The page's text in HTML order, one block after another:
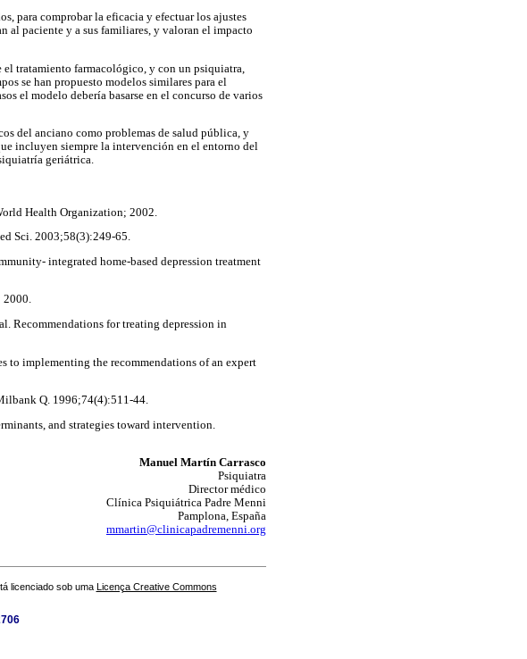
para comprobar la eficacia y efectuar los ajustes
al paciente y a sus familiares, y valoran el impacto
tratamiento farmacológico, y con un psiquiatra,
se han propuesto modelos similares para el
el modelo debería basarse en el concurso de varios
del anciano como problemas de salud pública, y
incluyen siempre la intervención en el entorno del
geriátrica.
Health Organization; 2002.
Sci. 2003;58(3):249-65.
integrated home-based depression treatment
2000.
Recommendations for treating depression in
to implementing the recommendations of an expert
Q. 1996;74(4):511-44.
and strategies toward intervention.
Manuel Martín Carrasco
Psiquiatra
Director médico
Clínica Psiquiátrica Padre Menni
Pamplona, España
mmartin@clinicapadremenni.org
licenciado sob uma Licença Creative Commons